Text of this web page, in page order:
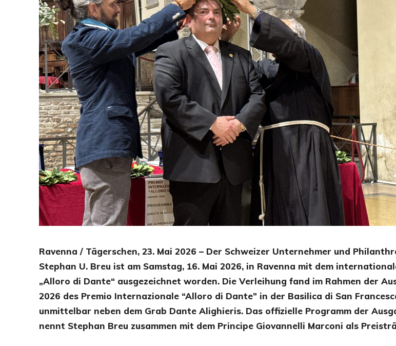
Ravenna / Tägerschen, 23. Mai 2026 – Der Schweizer Unternehmer und
Stephan U. Breu ist am Samstag, 16. Mai 2026, in Ravenna mit dem
„Alloro di Dante“ ausgezeichnet worden. Die Verleihung fand im Rahmen der
2026 des Premio Internazionale “Alloro di Dante” in der Basilica di San
unmittelbar neben dem Grab Dante Alighieris. Das offizielle Programm der
nennt Stephan Breu zusammen mit dem Principe Giovannelli Marconi als